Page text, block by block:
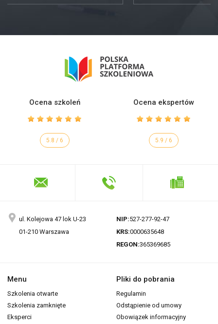
Ocena szkoleń
5.8 / 6
Ocena ekspertów
5.9 / 6
ul. Kolejowa 47 lok U-23
01-210 Warszawa
NIP:527-277-92-47
KRS:0000635648
REGON:365369685
Menu
Szkolenia otwarte
Szkolenia zamknięte
Eksperci
Pliki do pobrania
Regulamin
Odstąpienie od umowy
Obowiązek informacyjny